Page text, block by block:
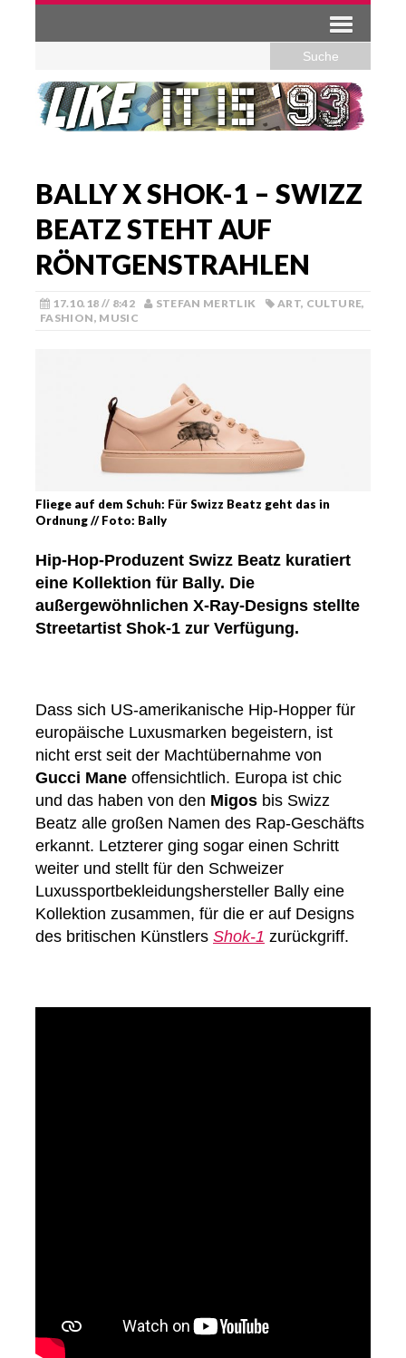
BALLY X SHOK-1 – SWIZZ
BEATZ STEHT AUF
RÖNTGENSTRAHLEN
17.10.18 // 8:42 STEFAN MERTLIK ART, CULTURE,
FASHION, MUSIC
Fliege auf dem Schuh: Für Swizz Beatz geht das in
Ordnung // Foto: Bally
Hip-Hop-Produzent Swizz Beatz kuratiert
eine Kollektion für Bally. Die
außergewöhnlichen X-Ray-Designs stellte
Streetartist Shok-1 zur Verfügung.
Dass sich US-amerikanische Hip-Hopper für
europäische Luxusmarken begeistern, ist
nicht erst seit der Machtübernahme von
Gucci Mane offensichtlich. Europa ist chic
und das haben von den Migos bis Swizz
Beatz alle großen Namen des Rap-Geschäfts
erkannt. Letzterer ging sogar einen Schritt
weiter und stellt für den Schweizer
Luxussportbekleidungshersteller Bally eine
Kollektion zusammen, für die er auf Designs
des britischen Künstlers Shok-1 zurückgriff.